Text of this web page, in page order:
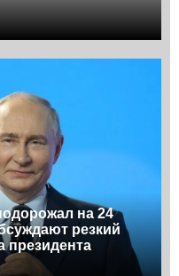
на 24
резкий
президента